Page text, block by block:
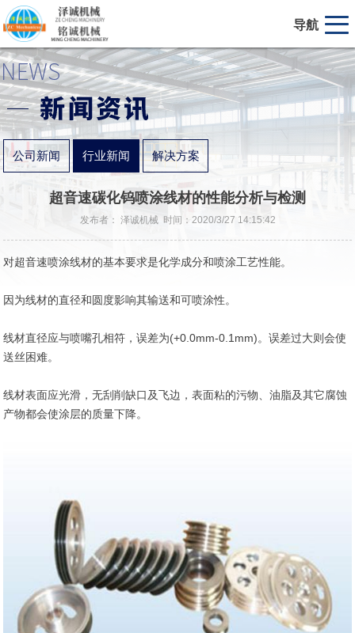
导航
公司新闻 行业新闻 解决方案
超音速碳化钨喷涂线材的性能分析与检测
发布者： 泽诚机械 时间：2020/3/27 14:15:42
对超音速喷涂线材的基本要求是化学成分和喷涂工艺性能。
因为线材的直径和圆度影响其输送和可喷涂性。
线材直径应与喷嘴孔相符，误差为(+0.0mm-0.1mm)。误差过大则会使
送丝困难。
线材表面应光滑，无刮削缺口及飞边，表面粘的污物、油脂及其它腐蚀
产物都会使涂层的质量下降。